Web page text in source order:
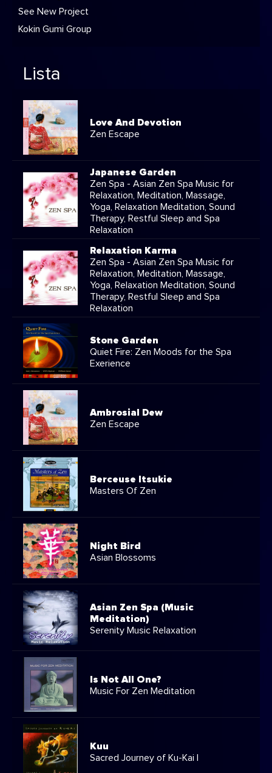
See New Project
Kokin Gumi Group
Lista
Love And Devotion
Zen Escape
Japanese Garden
Zen Spa - Asian Zen Spa Music for
Relaxation, Meditation, Massage,
Yoga, Relaxation Meditation, Sound
Therapy, Restful Sleep and Spa
Relaxation
Relaxation Karma
Zen Spa - Asian Zen Spa Music for
Relaxation, Meditation, Massage,
Yoga, Relaxation Meditation, Sound
Therapy, Restful Sleep and Spa
Relaxation
Stone Garden
Quiet Fire: Zen Moods for the Spa
Exerience
Ambrosial Dew
Zen Escape
Berceuse Itsukie
Masters Of Zen
Night Bird
Asian Blossoms
Asian Zen Spa (Music
Meditation)
Serenity Music Relaxation
Is Not All One?
Music For Zen Meditation
Kuu
Sacred Journey of Ku-Kai I